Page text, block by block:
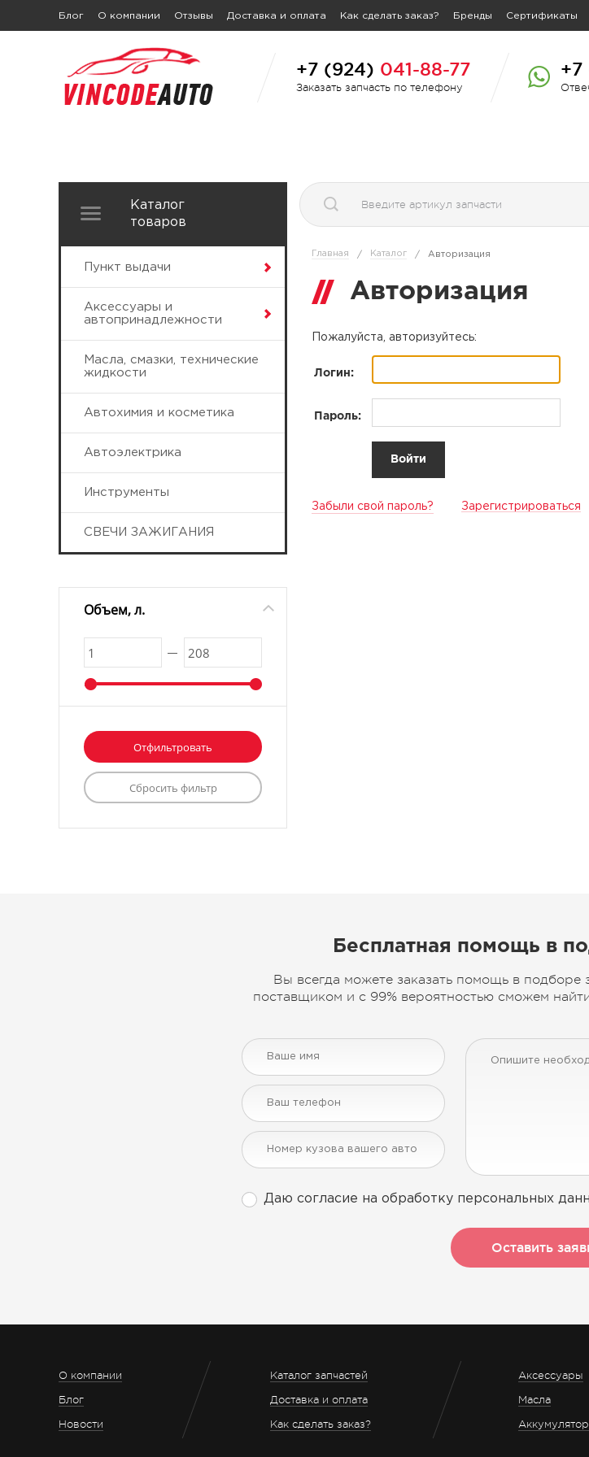
Блог О компании Отзывы Доставка и оплата Как сделать заказ? Бренды Сертификаты
+7 (924) 041-88-77
Заказать запчасть по телефону
+7
Каталог
товаров
Пункт выдачи
Аксессуары и
автопринадлежности
Масла, смазки, технические
жидкости
Автохимия и косметика
Автоэлектрика
Инструменты
СВЕЧИ ЗАЖИГАНИЯ
Объем, л.
Главная / Каталог / Авторизация
Авторизация
Пожалуйста, авторизуйтесь:
Логин:
Пароль:
Забыли свой пароль? Зарегистрироваться
Бесплатная помощь в
Вы всегда можете заказать помощь в подборе
поставщиком и с 99% вероятностью сможем
Даю согласие на обработку персональных
Оставить
О компании
Блог
Новости
Каталог запчастей
Доставка и оплата
Как сделать заказ?
Аксессуары
Масла